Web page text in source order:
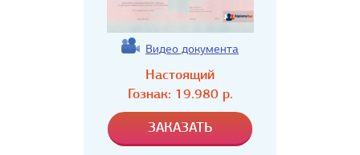
Видео документа
Настоящий
Гознак: 19.980р.